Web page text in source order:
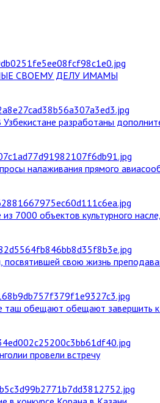
СВОЕМУ ДЕЛУ ИМАМЫ
Узбекистане разработаны
налаживания прямого
7000 объектов культурного
свою жизнь
таш обещают обещают завершить к
провели встречу